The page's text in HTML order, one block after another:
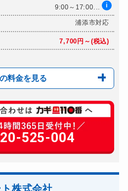
9:00～17:00... i
浦添市対応
7,700円～(税込)
料金を見る
660円(税込)～
7,700円～(税込)
5,500円～(税込)
525-004
株式会社